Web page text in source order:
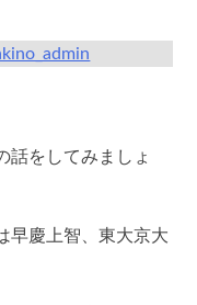
話をしてみましょ
早慶上智、東大京大